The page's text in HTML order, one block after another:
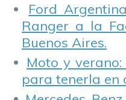
Ford
Ranger a la
Buenos Aires.
Moto y
para tenerla en